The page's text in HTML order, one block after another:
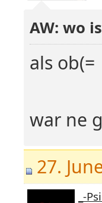
AW: wo
als ob(=
war ne
27.
_-